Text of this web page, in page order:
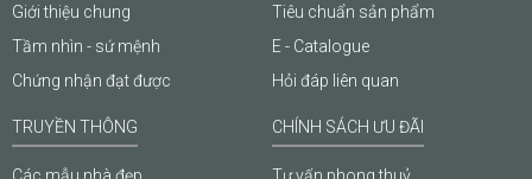
Giới thiệu chung
Tầm nhìn - sứ mệnh
Chứng nhận đạt được
Tiêu chuẩn sản phẩm
E - Catalogue
Hỏi đáp liên quan
TRUYỀN THÔNG
Các mẫu nhà đẹp
CHÍNH SÁCH ƯU ĐÃI
Tư vấn phong thuỷ